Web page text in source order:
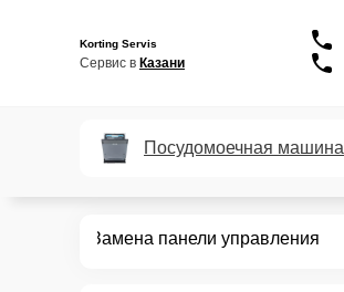
Korting Servis
Сервис в Казани
Посудомоечная машина
Замена панели управления